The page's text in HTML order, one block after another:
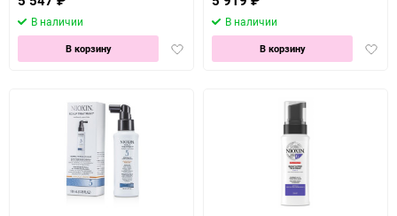
В наличии
Добавить
В корзину
В наличии
В корзину